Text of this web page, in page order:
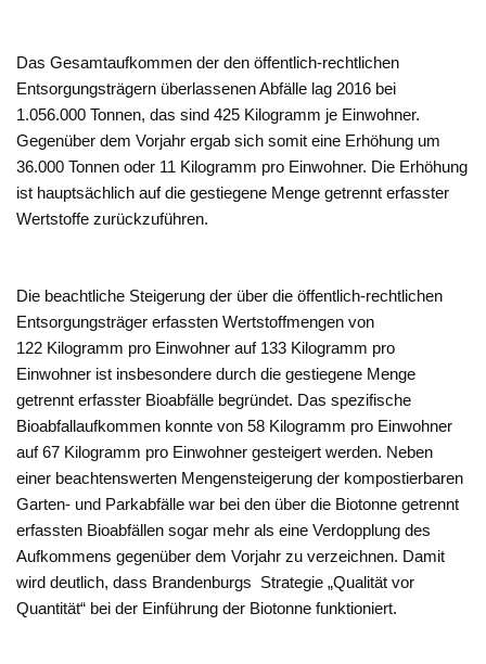
Das Gesamtaufkommen der den öffentlich-rechtlichen
Entsorgungsträgern überlassenen Abfälle lag 2016 bei
1.056.000 Tonnen, das sind 425 Kilogramm je Einwohner.
Gegenüber dem Vorjahr ergab sich somit eine Erhöhung um
36.000 Tonnen oder 11 Kilogramm pro Einwohner. Die Erhöhung
ist hauptsächlich auf die gestiegene Menge getrennt erfasster
Wertstoffe zurückzuführen.
Die beachtliche Steigerung der über die öffentlich-rechtlichen
Entsorgungsträger erfassten Wertstoffmengen von
122 Kilogramm pro Einwohner auf 133 Kilogramm pro
Einwohner ist insbesondere durch die gestiegene Menge
getrennt erfasster Bioabfälle begründet. Das spezifische
Bioabfallaufkommen konnte von 58 Kilogramm pro Einwohner
auf 67 Kilogramm pro Einwohner gesteigert werden. Neben
einer beachtenswerten Mengensteigerung der kompostierbaren
Garten- und Parkabfälle war bei den über die Biotonne getrennt
erfassten Bioabfällen sogar mehr als eine Verdopplung des
Aufkommens gegenüber dem Vorjahr zu verzeichnen. Damit
wird deutlich, dass Brandenburgs Strategie „Qualität vor
Quantität“ bei der Einführung der Biotonne funktioniert.